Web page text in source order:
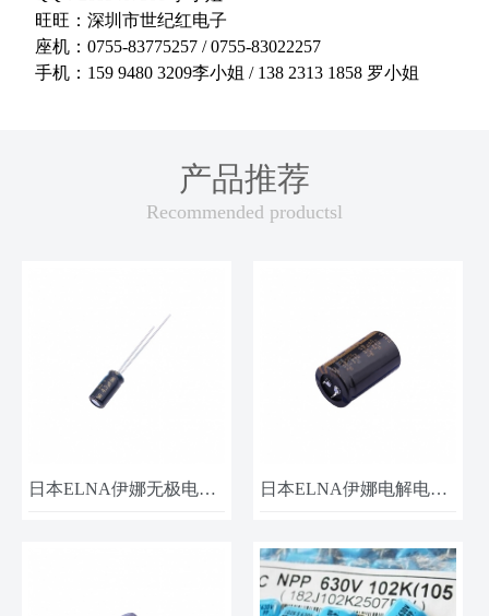
旺旺：深圳市世纪红电子
座机：0755-83775257 / 0755-83022257
手机：159 9480 3209李小姐 / 138 2313 1858 罗小姐
产品推荐
Recommended productsl
日本ELNA伊娜无极电容RBD-25V220ME3# 25V-22UF 日本ELNA伊娜电解电容LAO-63V103MS47PX#B 63V-10000UF